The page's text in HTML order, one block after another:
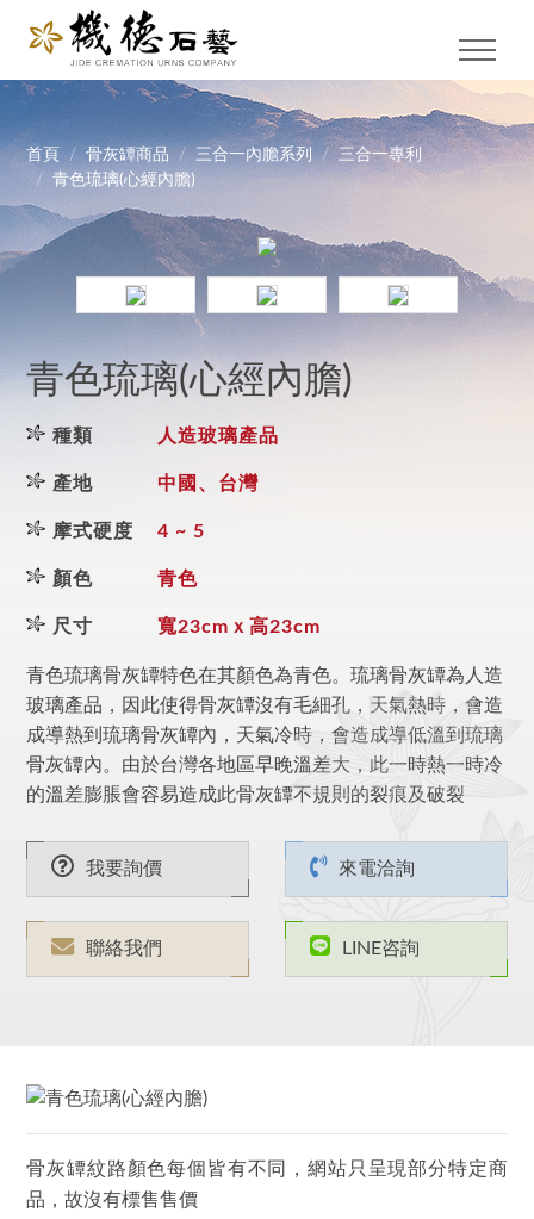
首頁 骨灰罈商品 三合一內膽系列
三合一專利
青色琉璃(心經內膽)
青色琉璃(心經內膽)
種類 人造玻璃產品
產地 中國、台灣
摩式硬度 4 ~ 5
顏色 青色
尺寸 寬23cmｘ高23cm
青色琉璃骨灰罈特色在其顏色為青色。琉璃骨灰罈為人造
玻璃產品，因此使得骨灰罈沒有毛細孔，天氣熱時，會造
成導熱到琉璃骨灰罈內，天氣冷時，會造成導低溫到琉璃
骨灰罈內。由於台灣各地區早晚溫差大，此一時熱一時冷
的溫差膨脹會容易造成此骨灰罈不規則的裂痕及破裂
我要詢價 來電洽詢
聯絡我們 LINE咨詢
骨灰罈紋路顏色每個皆有不同，網站只呈現部分特定商
品，故沒有標售售價